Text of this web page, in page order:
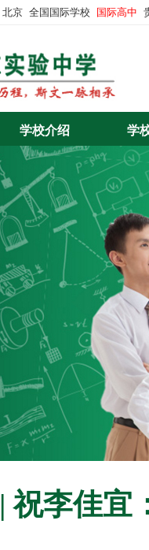
北京 全国国际学校 国际高中
学校介绍 学
祝李佳宜